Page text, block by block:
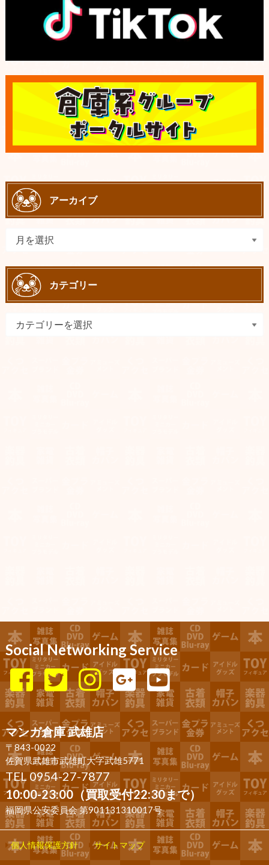
アーカイブ
カテゴリー
Social Networking Service
マンガ倉庫 武雄店
〒843-0022
佐賀県武雄市武雄町大字武雄5771
TEL 0954-27-7877
10:00-23:00（買取受付22:30まで）
福岡県公安委員会 第901131310017号
個人情報保護方針 サイトマップ